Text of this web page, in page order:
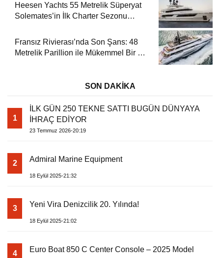
Heesen Yachts 55 Metrelik Süperyat
Solemates’in İlk Charter Sezonu
Fransız Rivierası’nda Son Şans: 48
Metrelik Parillion ile Mükemmel Bir Yat
SON DAKİKA
1
İLK GÜN 250 TEKNE SATTI BUGÜN DÜNYAYA
İHRAÇ EDİYOR
23 Temmuz 2026-20:19
2 Admiral Marine Equipment
18 Eylül 2025-21:32
3 Yeni Vira Denizcilik 20. Yılında!
18 Eylül 2025-21:02
4 Euro Boat 850 C Center Console – 2025 Model